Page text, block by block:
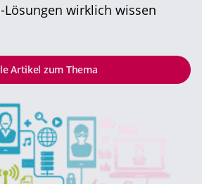
Lösungen wirklich wissen
Artikel zum Thema